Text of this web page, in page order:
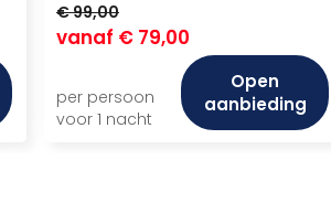
€ 99,00
vanaf € 79,00
per persoon
voor 1 nacht
Open
aanbieding